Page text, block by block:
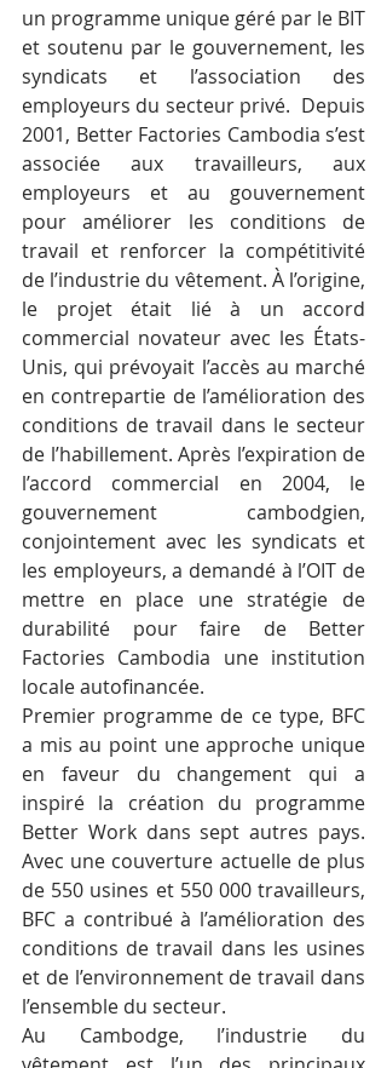
un programme unique géré par le BIT
et soutenu par le gouvernement, les
syndicats et l’association des
employeurs du secteur privé.  Depuis
2001, Better Factories Cambodia s’est
associée aux travailleurs, aux
employeurs et au gouvernement
pour améliorer les conditions de
travail et renforcer la compétitivité
de l’industrie du vêtement. À l’origine,
le projet était lié à un accord
commercial novateur avec les États-
Unis, qui prévoyait l’accès au marché
en contrepartie de l’amélioration des
conditions de travail dans le secteur
de l’habillement. Après l’expiration de
l’accord commercial en 2004, le
gouvernement cambodgien,
conjointement avec les syndicats et
les employeurs, a demandé à l’OIT de
mettre en place une stratégie de
durabilité pour faire de Better
Factories Cambodia une institution
locale autofinancée.
Premier programme de ce type, BFC
a mis au point une approche unique
en faveur du changement qui a
inspiré la création du programme
Better Work dans sept autres pays.
Avec une couverture actuelle de plus
de 550 usines et 550 000 travailleurs,
BFC a contribué à l’amélioration des
conditions de travail dans les usines
et de l’environnement de travail dans
l’ensemble du secteur.
Au Cambodge, l’industrie du